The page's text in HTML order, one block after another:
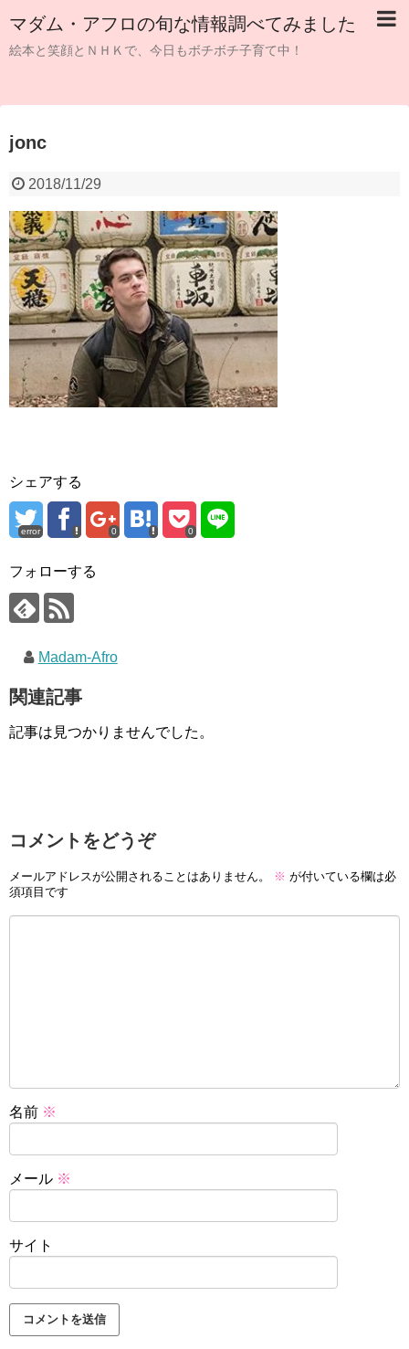
マダム・アフロの旬な情報調べてみました
絵本と笑顔とＮＨＫで、今日もボチボチ子育て中！
jonc
2018/11/29
シェアする
error 0 0
フォローする
Madam-Afro
関連記事
記事は見つかりませんでした。
コメントをどうぞ
メールアドレスが公開されることはありません。 ※ が付いている欄は必
須項目です
名前 ※
メール ※
サイト